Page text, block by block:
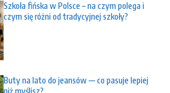
Szkoła fińska w Polsce – na czym polega i
czym się różni od tradycyjnej szkoły?
Buty na lato do jeansów — co pasuje lepiej